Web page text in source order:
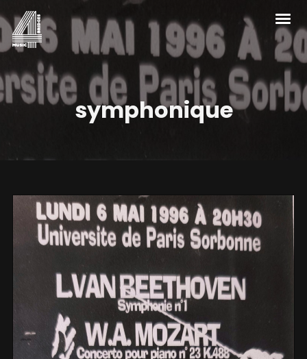
symphonique